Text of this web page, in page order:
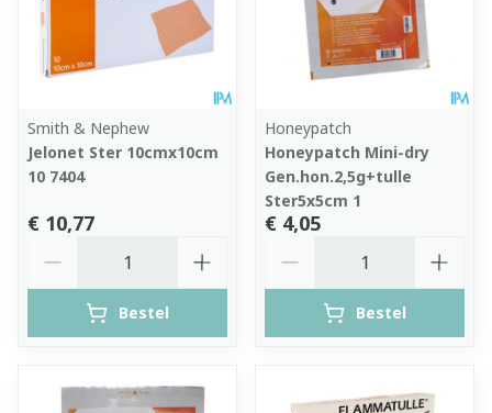
Smith & Nephew
Jelonet Ster 10cmx10cm
10 7404
€ 10,77
Bestel
Honeypatch
Honeypatch Mini-dry
Gen.hon.2,5g+tulle
Ster5x5cm 1
€ 4,05
Bestel